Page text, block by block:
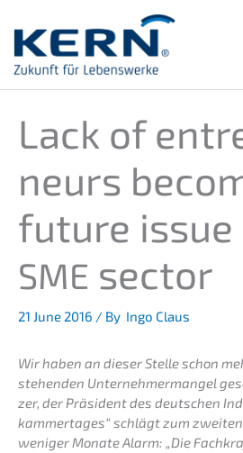
content
Lack of
neurs
future issue
SME sector
21 June 2016 / By Ingo Claus
Wir haben an dieser Stelle schon
ste­hen­den Unter­neh­mer­man­gel
zer, der Präsi­dent des deutschen
kam­mer­ta­ges“ schlägt zum
weniger Monate Alarm: „Die